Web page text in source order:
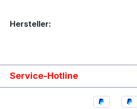
Hersteller:
Service-Hotline